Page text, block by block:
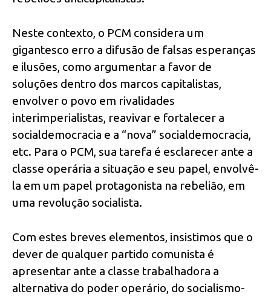
Neste contexto, o PCM considera um
gigantesco erro a difusão de falsas esperanças
e ilusões, como argumentar a favor de
soluções dentro dos marcos capitalistas,
envolver o povo em rivalidades
interimperialistas, reavivar e fortalecer a
socialdemocracia e a “nova” socialdemocracia,
etc. Para o PCM, sua tarefa é esclarecer ante a
classe operária a situação e seu papel, envolvê-
la em um papel protagonista na rebelião, em
uma revolução socialista.
Com estes breves elementos, insistimos que o
dever de qualquer partido comunista é
apresentar ante a classe trabalhadora a
alternativa do poder operário, do socialismo-